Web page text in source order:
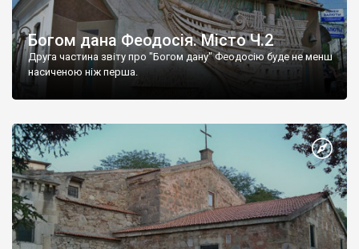
Богом дана Феодосія. Місто Ч.2
Друга частина звіту про "Богом дану" Феодосію буде не менш
насиченою ніж перша.